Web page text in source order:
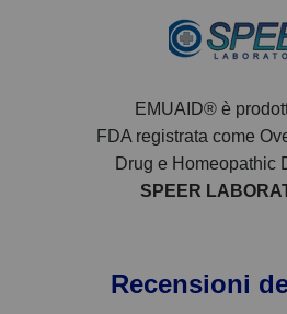
EMUAID® è
FDA registrata come
Drug e Homeopathic
SPEER
Recensioni